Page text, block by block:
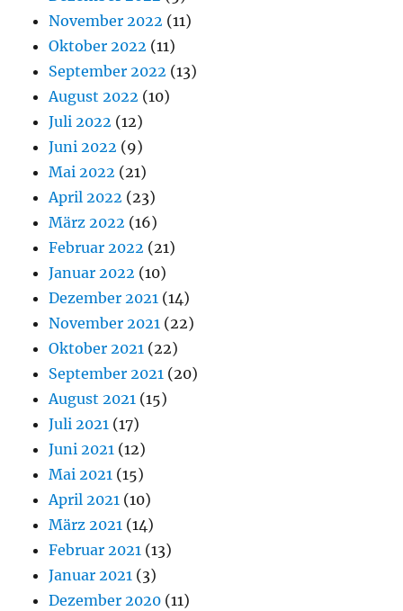
November 2022 (11)
Oktober 2022 (11)
September 2022 (13)
August 2022 (10)
Juli 2022 (12)
Juni 2022 (9)
Mai 2022 (21)
April 2022 (23)
März 2022 (16)
Februar 2022 (21)
Januar 2022 (10)
Dezember 2021 (14)
November 2021 (22)
Oktober 2021 (22)
September 2021 (20)
August 2021 (15)
Juli 2021 (17)
Juni 2021 (12)
Mai 2021 (15)
April 2021 (10)
März 2021 (14)
Februar 2021 (13)
Januar 2021 (3)
Dezember 2020 (11)